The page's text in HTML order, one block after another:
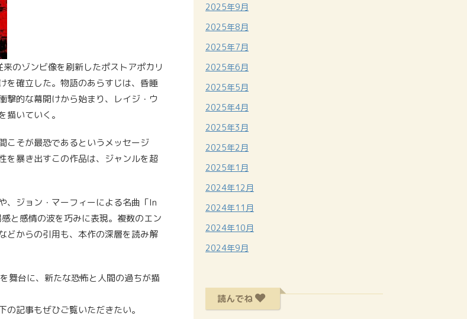
のゾンビ像を刷新したポストアポカリ
を確立した。物語のあらすじは、昏睡
撃的な幕開けから始まり、レイジ・ウ
いていく。
こそが最恐であるというメッセージ
を暴き出すこの作品は、ジャンルを超
、ジョン・マーフィーによる名曲「In
と感情の波を巧みに表現。複数のエン
どからの引用も、本作の深層を読み解
舞台に、新たな恐怖と人間の過ちが描
記事もぜひご覧いただきたい。
2025年9月
2025年8月
2025年7月
2025年6月
2025年5月
2025年4月
2025年3月
2025年2月
2025年1月
2024年12月
2024年11月
2024年10月
2024年9月
読んでね